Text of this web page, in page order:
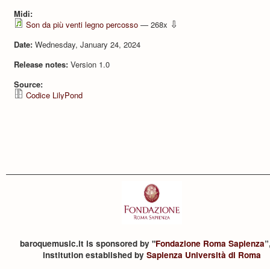
Midi:
Son da più venti legno percosso — 268x ⇩
Date: Wednesday, January 24, 2024
Release notes: Version 1.0
Source:
Codice LilyPond
baroquemusic.it is sponsored by "Fondazione Roma Sapienza
institution established by Sapienza Università di Roma